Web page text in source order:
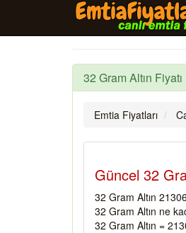
32 Gram Altın
Emtia Fiyatları
Güncel 32
32 Gram Altın
32 Gram Altın ne
32 Gram Altın =